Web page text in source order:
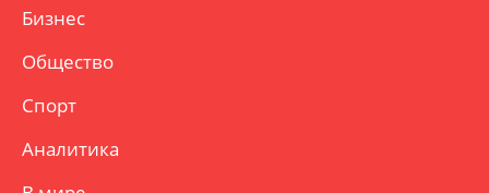
Бизнес
Общество
Спорт
Аналитика